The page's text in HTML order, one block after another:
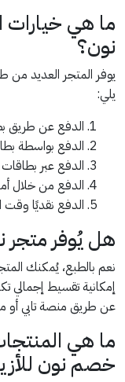
ما هي خيارات
نون؟
يوفر المتجر العديد من
يلي:
الدفع عن طريق
الدفع بواسطة
الدفع عبر بطاقات
الدفع من خلال
الدفع نقديًا وقت
هل يُوفر
نعم بالطبع، يُمكنك
إمكانية تقسيط إجمالي
عن طريق منصة تابي أو
ما هي
خصم نون